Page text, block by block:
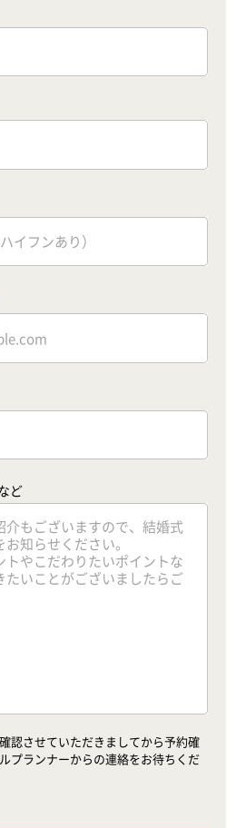
ど
認させていただきましてから予約確
プランナーからの連絡をお待ちくだ